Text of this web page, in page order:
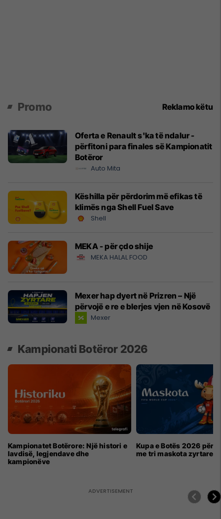
Promo Reklamo këtu
Oferta e Renault s'ka të ndalur -
përfitoni para finales së Kampionatit
Botëror
Auto Mita
Këshilla për përdorim më efikas të
klimës nga Shell Fuel Save
Shell
MEKA - për çdo shije
MEKA HALAL FOOD
Mexer hap dyert në Prizren – Një
përvojë e re e blerjes vjen në Kosovë
Mexer
Kampionati Botëror 2026
Kampionatet Botërore: Një histori e
lavdisë, legjendave dhe
kampionëve
Kupa e Botës 2026 për
me tri maskota zyrtare